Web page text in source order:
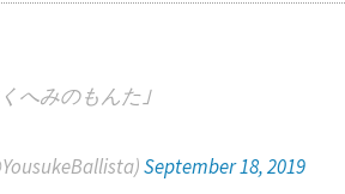
へみのもんた｣
September 18, 2019